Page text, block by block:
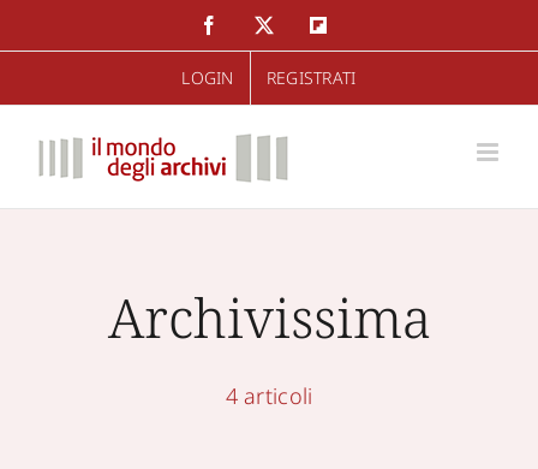
al
FacebookTwitter
LOGIN REGISTRATI
Archivissima
4 articoli